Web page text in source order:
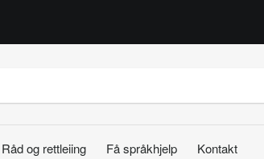
Råd og rettleiing Få språkhjelp Kontakt